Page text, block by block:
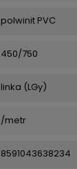
polwinit PVC
450/750
linka (LGy)
/metr
8591043638234